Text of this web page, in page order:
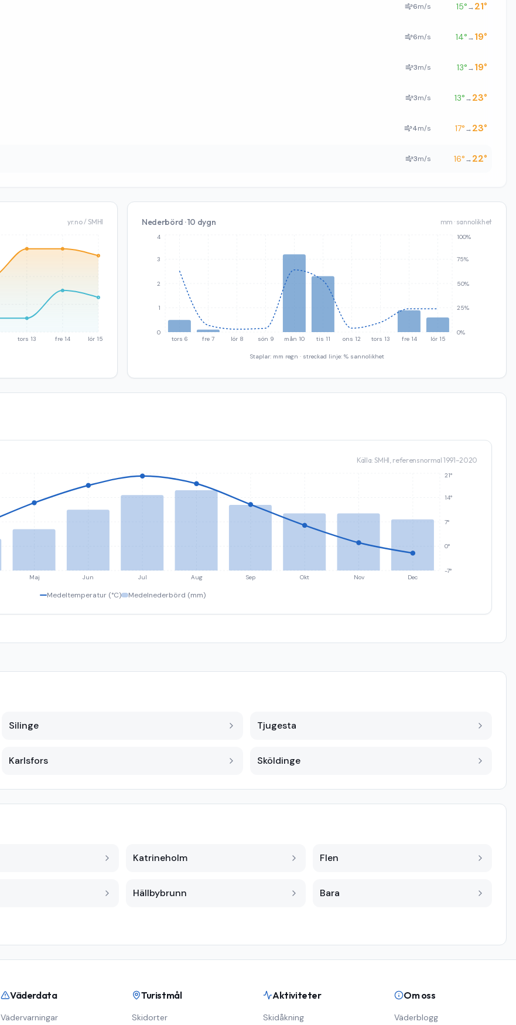
6m/s 15°→21°
6m/s 14°→19°
3m/s 13°→19°
3m/s 13°→23°
4m/s 17°→23°
3m/s 16°→22°
yr.no / SMHI
tors 13 fre 14 lör 15
Nederbörd · 10 dygn mm · sannolikhet
tors 6 fre 7 lör 8 sön 9 mån 10 tis 11 ons 12 tors 13 fre 14 lör 15
0
1
2
3
4
0%
25%
50%
75%
100%
Staplar: mm regn · streckad linje: % sannolikhet
Källa: SMHI, referensnormal 1991–2020
Maj Jun Jul Aug Sep Okt Nov Dec
-7°
0°
7°
14°
21°
Medeltemperatur (°C) Medelnederbörd (mm)
Silinge Tjugesta
Karlsfors Sköldinge
Katrineholm Flen
Hällbybrunn Bara
Väderdata
Vädervarningar
Turistmål
Skidorter
Aktiviteter
Skidåkning
Om oss
Väderblogg